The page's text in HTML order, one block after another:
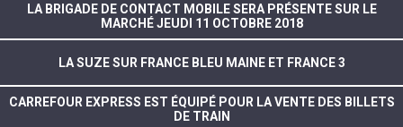
LA BRIGADE DE CONTACT MOBILE SERA PRÉSENTE SUR LE
MARCHÉ JEUDI 11 OCTOBRE 2018
LA SUZE SUR FRANCE BLEU MAINE ET FRANCE 3
CARREFOUR EXPRESS EST ÉQUIPÉ POUR LA VENTE DES BILLETS
DE TRAIN